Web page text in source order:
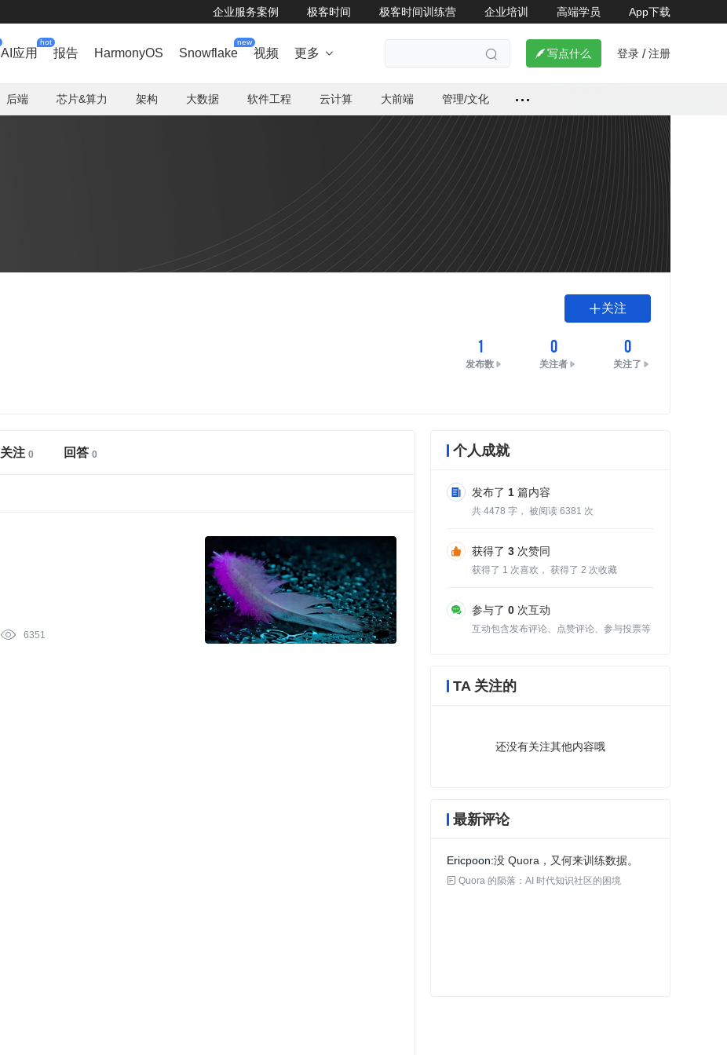
企业服务案例 极客时间 极客时间训练营 企业培训 高端学员 App下载
AI应用
hot
报告 HarmonyOS Snowflake
new
视频 更多    写点什么 登录 / 注册
后端 芯片&算力 架构 大数据 软件工程 云计算 大前端 管理/文化
关注
1
发布数
0
关注者
0
关注了
关注 回答
 6351
个人成就
发布了 1 篇内容
共 4478 字， 被阅读 6381 次
获得了 3 次赞同
获得了 1 次喜欢， 获得了 2 次收藏
参与了 0 次互动
互动包含发布评论、点赞评论、参与投票等
TA 关注的
还没有关注其他内容哦
最新评论
Ericpoon 没 Quora，又何来训练数据。
 Quora 的陨落：AI 时代知识社区的困境